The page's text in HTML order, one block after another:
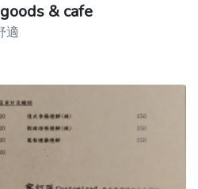
& cafe
適